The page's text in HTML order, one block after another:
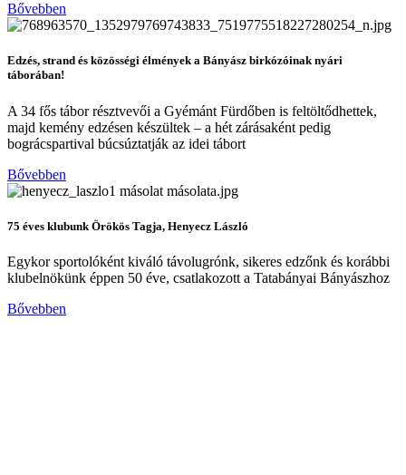
Bővebben
Edzés, strand és közösségi élmények a Bányász birkózóinak nyári
táborában!
A 34 fős tábor résztvevői a Gyémánt Fürdőben is feltöltődhettek,
majd kemény edzésen készültek – a hét zárásaként pedig
bográcspartival búcsúztatják az idei tábort
Bővebben
75 éves klubunk Örökös Tagja, Henyecz László
Egykor sportolóként kiváló távolugrónk, sikeres edzőnk és korábbi
klubelnökünk éppen 50 éve, csatlakozott a Tatabányai Bányászhoz
Bővebben